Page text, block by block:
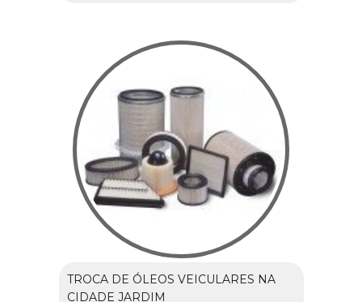
TROCA DE ÓLEOS VEICULARES NA
CIDADE JARDIM